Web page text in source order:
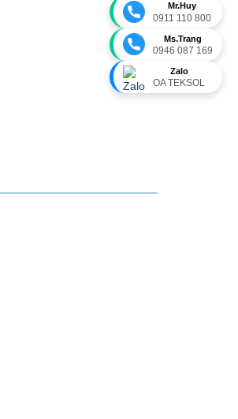
Mr.Huy
0911 110 800
Ms.Trang
0946 087 169
Zalo
OA TEKSOL